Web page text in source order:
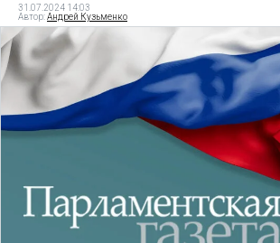
31.07.2024 14:03
Автор:Андрей Кузьменко